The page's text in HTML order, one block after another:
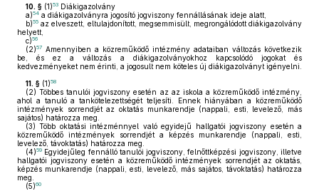
10. § (1)53 Diákigazolvány
a)54 a diákigazolványra jogosító jogviszony fennállásának ideje alatt,
b)55 az elveszett, eltulajdonított, megsemmisült, megrongálódott diákigazolvány
helyett,
c)56
(2)57 Amennyiben a közreműködő intézmény adataiban változás következik
be, és ez a változás a diákigazolványokhoz kapcsolódó jogokat és
kedvezményeket nem érinti, a jogosult nem köteles új diákigazolványt igényelni.
11. § (1)58
(2) Többes tanulói jogviszony esetén az az iskola a közreműködő intézmény,
ahol a tanuló a tankötelezettségét teljesíti. Ennek hiányában a közreműködő
intézmények sorrendjét az oktatás munkarendje (nappali, esti, levelező, más
sajátos) határozza meg.
(3) Több oktatási intézménnyel való egyidejű hallgatói jogviszony esetén a
közreműködő intézmények sorrendjét a képzés munkarendje (nappali, esti,
levelező, távoktatás) határozza meg.
(4)59 Egyidejűleg fennálló tanulói jogviszony, felnőttképzési jogviszony, illetve
hallgatói jogviszony esetén a közreműködő intézmények sorrendjét az oktatás,
képzés munkarendje (nappali, esti, levelező, más sajátos, távoktatás) határozza
meg.
(5)60